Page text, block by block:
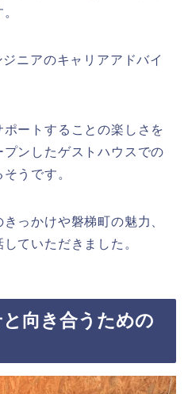
ニアのキャリアアドバイ
ートすることの楽しさを
ンしたゲストハウスでの
うです。
っかけや磐梯町の魅力、
ていただきました。
向き合うための